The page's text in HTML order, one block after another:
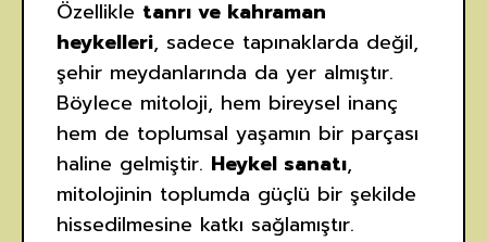
Özellikle tanrı ve kahraman
heykelleri, sadece tapınaklarda değil,
şehir meydanlarında da yer almıştır.
Böylece mitoloji, hem bireysel inanç
hem de toplumsal yaşamın bir parçası
haline gelmiştir. Heykel sanatı,
mitolojinin toplumda güçlü bir şekilde
hissedilmesine katkı sağlamıştır.